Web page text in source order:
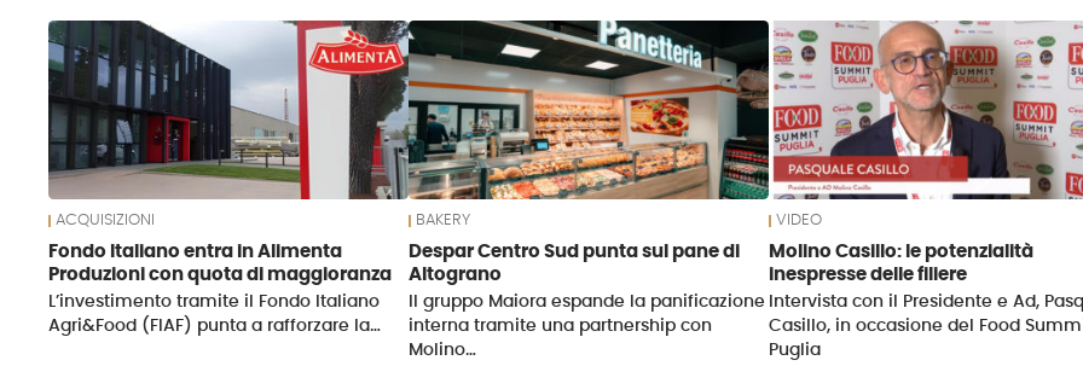
ACQUISIZIONI
Fondo Italiano entra in Alimenta
Produzioni con quota di maggioranza
L’investimento tramite il Fondo Italiano
Agri&Food (FIAF) punta a rafforzare la…
BAKERY
Despar Centro Sud punta sul pane di
Altograno
Il gruppo Maiora espande la panificazione
interna tramite una partnership con
Molino…
VIDEO
Molino Casillo: le potenzialità
inespresse delle filiere
Intervista con il Presidente e Ad,
Casillo, in occasione del Food
Puglia